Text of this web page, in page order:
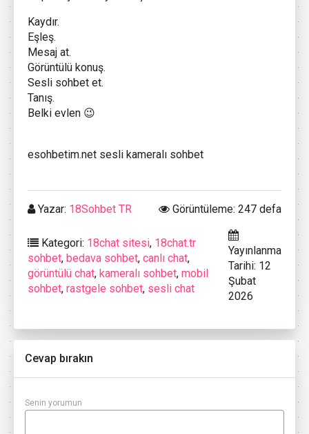
Kaydır.
Eşleş.
Mesaj at.
Görüntülü konuş.
Sesli sohbet et.
Tanış.
Belki evlen 😉
esohbetim.net sesli kameralı sohbet
Yazar: 18Sohbet TR Görüntüleme: 247 defa
Kategori: 18chat sitesi, 18chat.tr
sohbet, bedava sohbet, canlı chat,
görüntülü chat, kameralı sohbet, mobil
sohbet, rastgele sohbet, sesli chat
Yayınlanma
Tarihi: 12
Şubat
2026
Cevap bırakın
Senin yorumun